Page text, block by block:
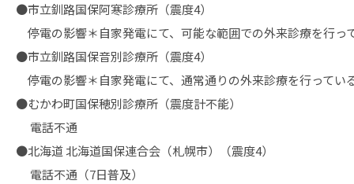
●市立釧路国保阿寒診療所（震度4）
停電の影響＊自家発電にて、可能な範囲での外来診療を行っ
●市立釧路国保音別診療所（震度4）
停電の影響＊自家発電にて、通常通りの外来診療を行ってい
●むかわ町国保穂別診療所（震度計不能）
電話不通
●北海道 北海道国保連合会（札幌市）（震度4）
電話不通（7日普及）